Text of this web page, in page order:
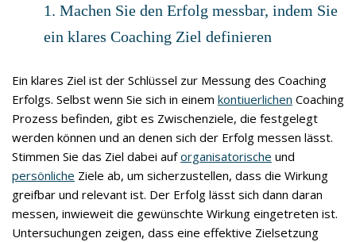
1. Machen Sie den Erfolg messbar, indem Sie
ein klares Coaching Ziel definieren
Ein klares Ziel ist der Schlüssel zur Messung des Coaching
Erfolgs. Selbst wenn Sie sich in einem kontiuerlichen Coaching
Prozess befinden, gibt es Zwischenziele, die festgelegt
werden können und an denen sich der Erfolg messen lässt.
Stimmen Sie das Ziel dabei auforganisatorische und
persönliche Ziele ab, um sicherzustellen, dass die Wirkung
greifbar und relevant ist. Der Erfolg lässt sich dann daran
messen, inwieweit die gewünschte Wirkung eingetreten ist.
Untersuchungen zeigen, dass eine effektive Zielsetzung